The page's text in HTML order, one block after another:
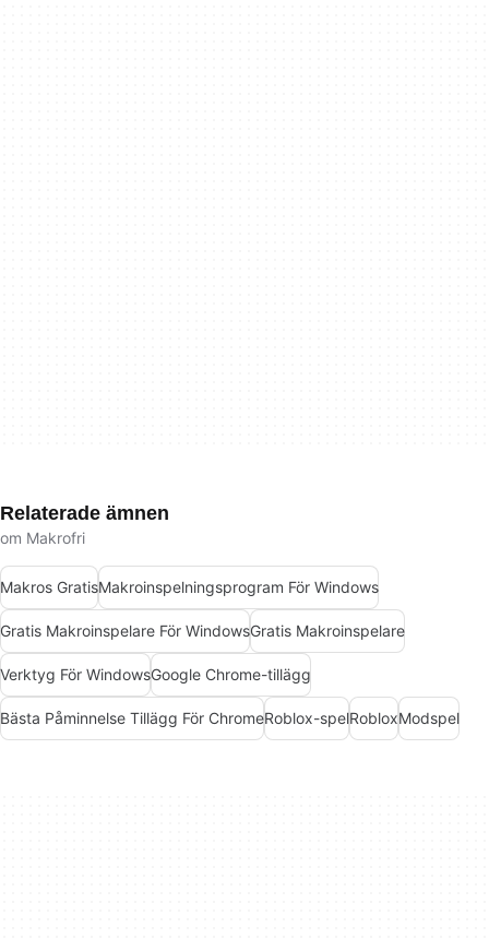
Relaterade ämnen
om Makrofri
Makros GratisMakroinspelningsprogram För Windows
Gratis Makroinspelare För WindowsGratis Makroinspelare
Verktyg För WindowsGoogle Chrome-tillägg
Bästa Påminnelse Tillägg För ChromeRoblox-spelRobloxModspel